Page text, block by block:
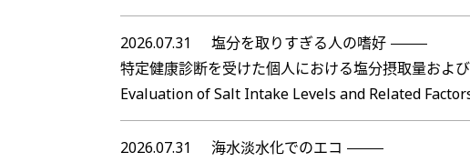
2026.07.31
塩分を取りすぎる人の嗜好
特定健康診断を受けた個人における塩分摂取量およ
Evaluation of Salt Intake Levels and Related
2026.07.31
海水淡水化でのエコ